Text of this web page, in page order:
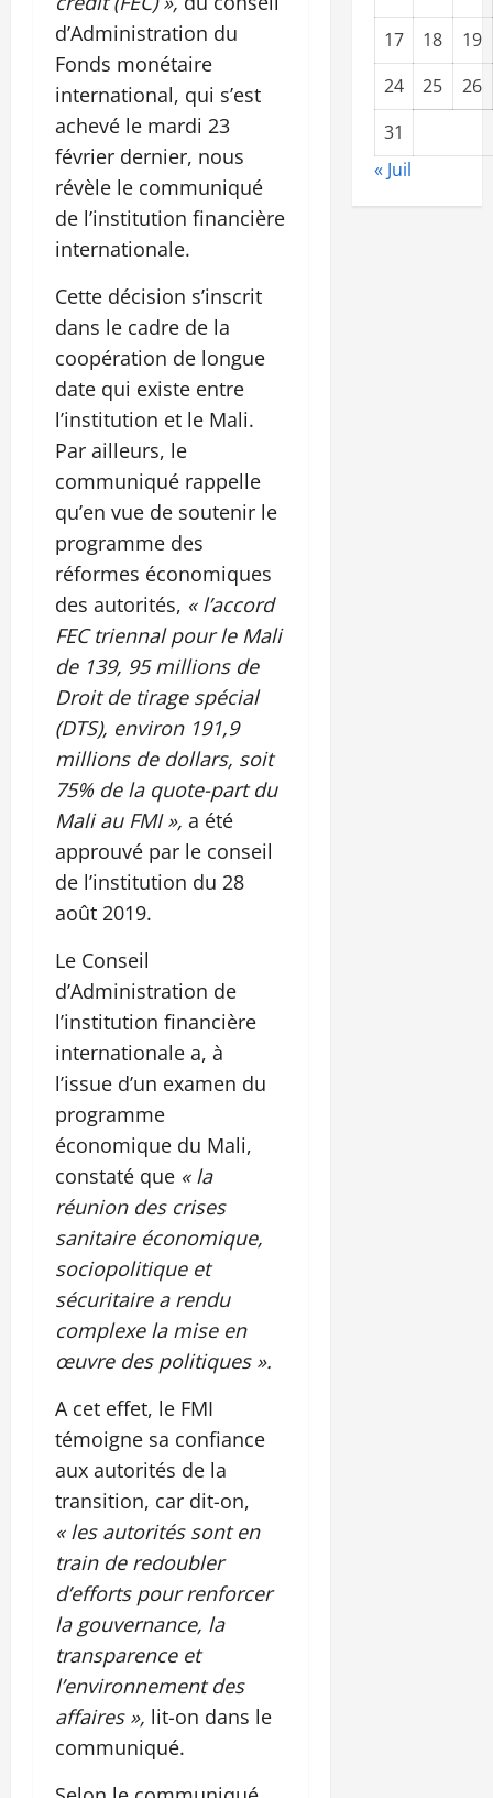
d’Administration du
Fonds monétaire
international, qui s’est
achevé le mardi 23
février dernier, nous
révèle le communiqué
de l’institution financière
internationale.
Cette décision s’inscrit
dans le cadre de la
coopération de longue
date qui existe entre
l’institution et le Mali.
Par ailleurs, le
communiqué rappelle
qu’en vue de soutenir le
programme des
réformes économiques
des autorités, « l’accord
FEC triennal pour le Mali
de 139, 95 millions de
Droit de tirage spécial
(DTS), environ 191,9
millions de dollars, soit
75% de la quote-part du
Mali au FMI », a été
approuvé par le conseil
de l’institution du 28
août 2019.
Le Conseil
d’Administration de
l’institution financière
internationale a, à
l’issue d’un examen du
programme
économique du Mali,
constaté que « la
réunion des crises
sanitaire économique,
sociopolitique et
sécuritaire a rendu
complexe la mise en
œuvre des politiques ».
A cet effet, le FMI
témoigne sa confiance
aux autorités de la
transition, car dit-on,
« les autorités sont en
train de redoubler
d’efforts pour renforcer
la gouvernance, la
transparence et
l’environnement des
affaires », lit-on dans le
communiqué.
17
18
19
24
25
26
31
« Juil